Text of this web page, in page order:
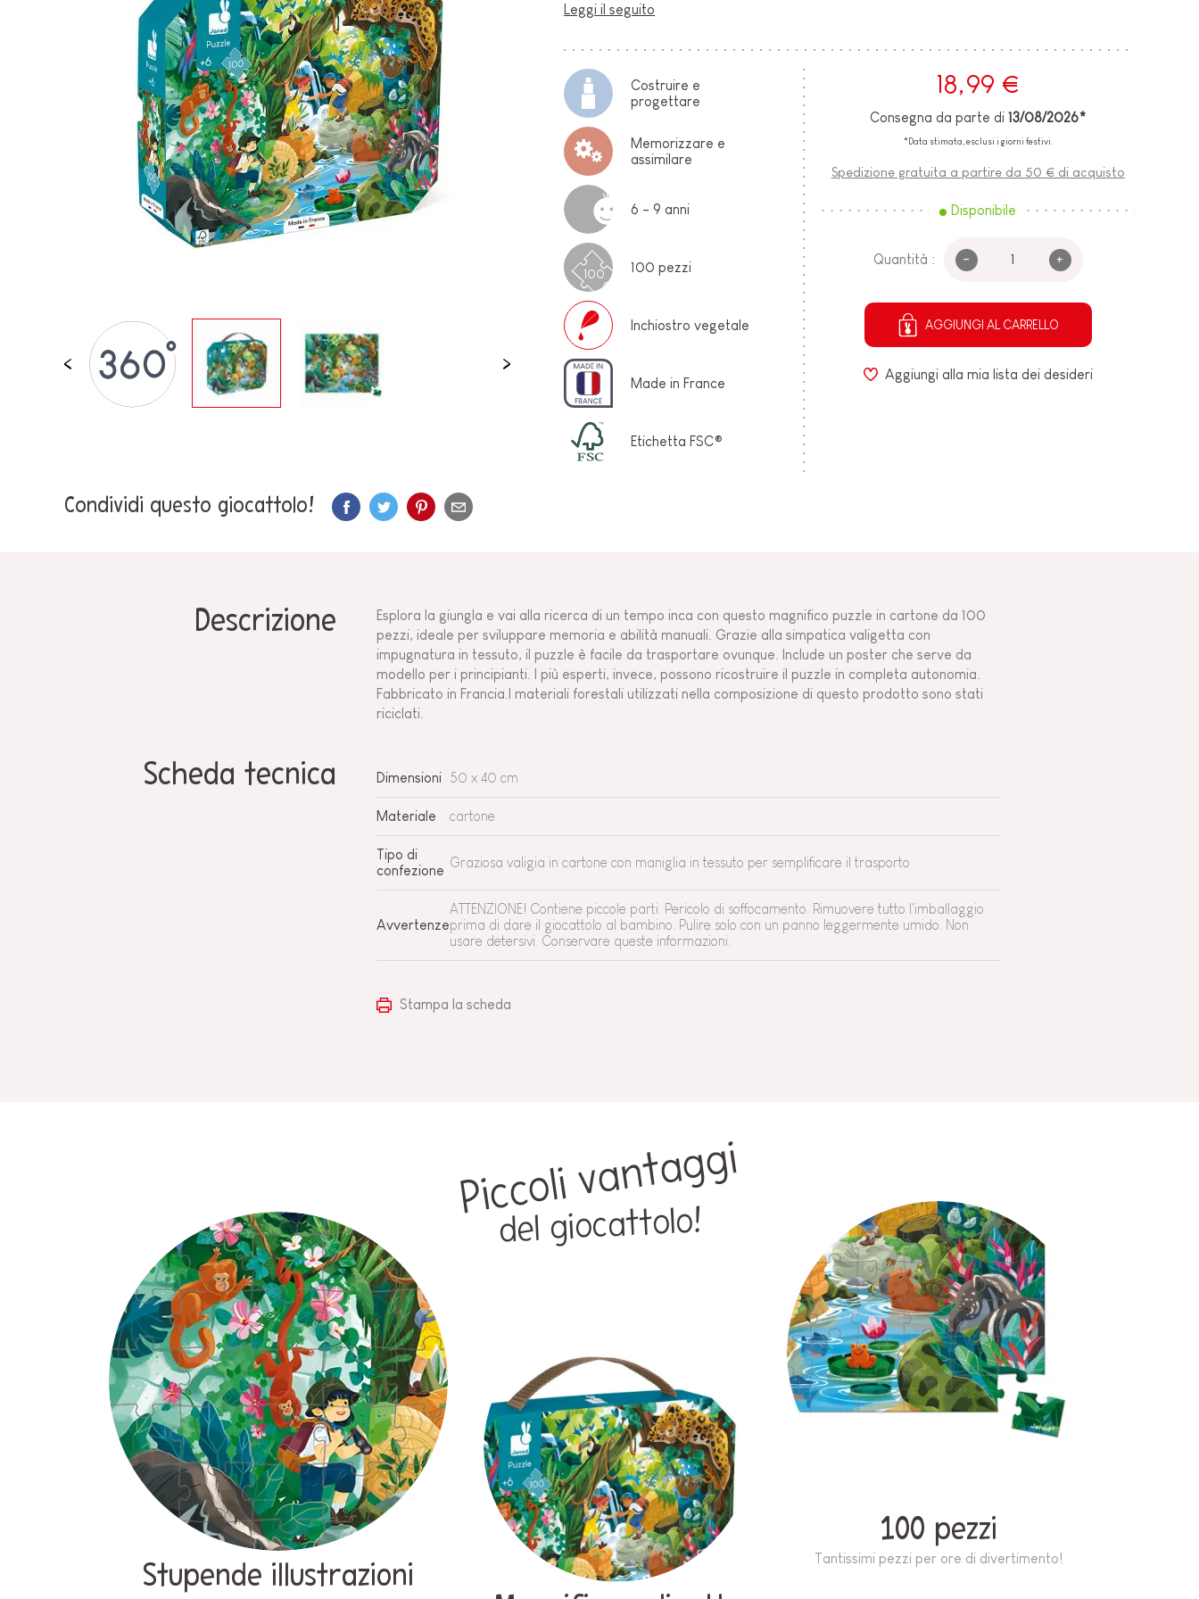
GIOCATTOLI SENSO-
MOTORI
GIOCATTOLI DI
IMITAZIONE
MINI UNIVERSI
ARIA APERTA
LAVAGNE, MOBILI E
PER BAMBINI
PEZZI STACCATI
Leggi il seguito
Costruire e
progettare
Memorizzare e
assimilare
6 - 9 anni
100 100 pezzi
Inchiostro vegetale
Made in France
Etichetta FSC®
18,99 €
Consegna da parte di13/08/2026*
*Data stimata, esclusi i giorni festivi.
Spedizione gratuita a partire da 50 € di acquisto
Disponibile
Quantità : - +
AGGIUNGI AL CARRELLO
Aggiungi alla mia lista dei desideri
Condividi questo giocattolo!
Descrizione
Esplora la giungla e vai alla ricerca di un tempo inca con questo magnifico puzzle in cartone da 100
pezzi, ideale per sviluppare memoria e abilità manuali. Grazie alla simpatica valigetta con
impugnatura in tessuto, il puzzle è facile da trasportare ovunque. Include un poster che serve da
modello per i principianti. I più esperti, invece, possono ricostruire il puzzle in completa autonomia.
Fabbricato in Francia.I materiali forestali utilizzati nella composizione di questo prodotto sono stati
riciclati.
Scheda tecnica Dimensioni 50 x 40 cm
Materiale cartone
Tipo di
confezione
Graziosa valigia in cartone con maniglia in tessuto per semplificare il trasporto
Avvertenze
ATTENZIONE! Contiene piccole parti. Pericolo di soffocamento. Rimuovere tutto l'imballaggio
prima di dare il giocattolo al bambino. Pulire solo con un panno leggermente umido. Non
usare detersivi. Conservare queste informazioni.
Stampa la scheda
Piccoli vantaggi
del giocattolo!
Stupende illustrazioni
100 pezzi
Tantissimi pezzi per ore di divertimento!